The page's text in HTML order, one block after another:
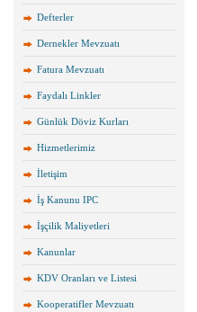
Defterler
Dernekler Mevzuatı
Fatura Mevzuatı
Faydalı Linkler
Günlük Döviz Kurları
Hizmetlerimiz
İletişim
İş Kanunu IPC
İşçilik Maliyetleri
Kanunlar
KDV Oranları ve Listesi
Kooperatifler Mevzuatı